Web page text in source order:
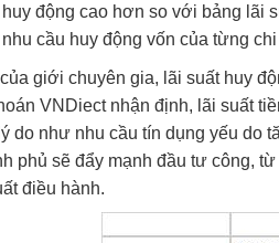
động cao hơn so với bảng lãi
cầu huy động vốn của từng
giới chuyên gia, lãi suất huy
VNDiect nhận định, lãi suất
do như nhu cầu tín dụng yếu do
phủ sẽ đẩy mạnh đầu tư công,
điều hành.